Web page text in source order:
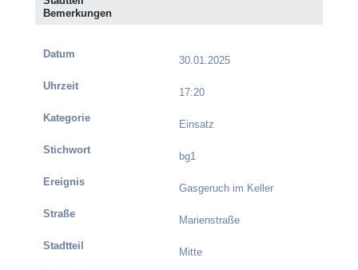
30.01.2025
17:20
Einsatz
bg1
Gasgeruch im Keller
Marienstraße
Mitte